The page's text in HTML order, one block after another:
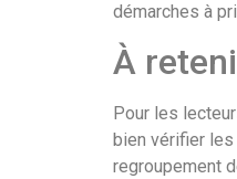
démarches à
À
Pour les
bien vérifier
regroupement